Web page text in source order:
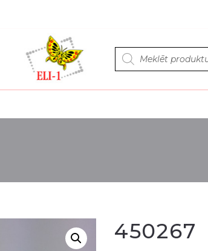
Products
search
450267